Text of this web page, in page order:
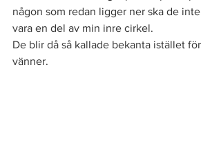
någon som redan ligger ner ska de inte
vara en del av min inre cirkel.
De blir då så kallade bekanta istället för
vänner.